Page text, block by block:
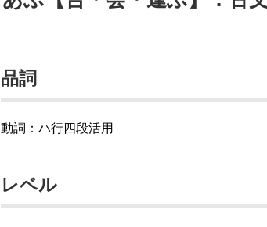
品詞
動詞：ハ行四段活用
レベル